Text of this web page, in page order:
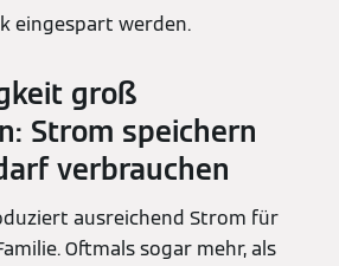
eingespart werden.
groß
Strom speichern
verbrauchen
ausreichend Strom für
Oftmals sogar mehr, als